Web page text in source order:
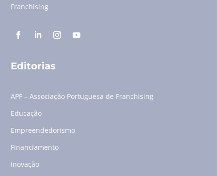
Franchising
Editorias
APF – Associação Portuguesa de Franchising
Educação
Empreendedorismo
Financiamento
Inovação